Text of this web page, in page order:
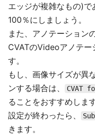
エッジが複雑なもの)で
100％にしましょう。
また、アノテーション
CVATのVideoアノテー
す。
もし、画像サイズが異
ンする場合は、
CVAT
ることをおすすめします
設定が終わったら、
きます。